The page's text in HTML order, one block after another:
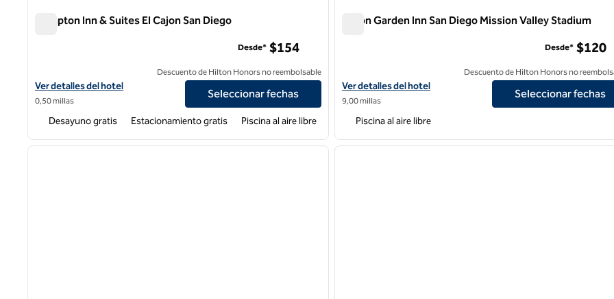
Hampton Inn & Suites El Cajon San Diego
Ver detalles del hotel Hampton Inn & Suites El Cajon San Diego
Ver detalles del hotel
0,50 millas
Desde* $154
Descuento de Hilton Honors no reembolsable
Seleccionar fechas
Desayuno gratis Estacionamiento gratis Piscina al aire libre
Hilton Garden Inn San Diego Mission Valley Stadium
Ver detalles del hotel Hilton Garden Inn San Diego Mission Valley
Ver detalles del hotel
9,00 millas
Desde* $120
Descuento de Hilton Honors no
Seleccionar fechas
Piscina al aire libre
1 de 12
siguiente imagen
1 de 12